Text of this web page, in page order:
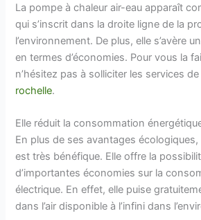
La pompe à chaleur air-eau apparaît
qui s’inscrit dans la droite ligne de la
l’environnement. De plus, elle s’avère
en termes d’économies. Pour vous la
n’hésitez pas à solliciter les services
rochelle.
Elle réduit la consommation
En plus de ses avantages
est très bénéfique. Elle offre la
d’importantes économies sur la
électrique. En effet, elle puise
dans l’air disponible à l’infini dans